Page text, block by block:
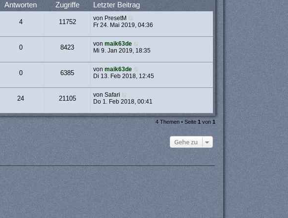
Antworten Zugriffe Letzter Beitrag
4 11752 von PresetM
Fr 24. Mai 2019, 04:36
0 8423 vonmaik63de
Mi 9. Jan 2019, 18:35
0 6385 vonmaik63de
Di 13. Feb 2018, 12:45
24 21105 vonSafari
Do 1. Feb 2018, 00:41
4 Themen • Seite1von1
Gehe zu